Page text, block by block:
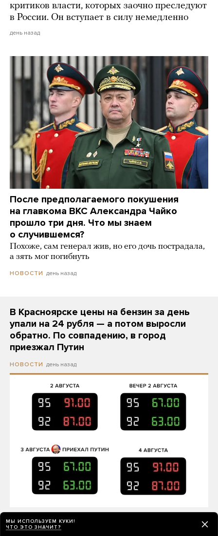
критиков власти, которых заочно преследуют
в России. Он вступает в силу немедленно
день назад
После предполагаемого покушения
на главкома ВКС Александра Чайко
прошло три дня. Что мы знаем
о случившемся?
Похоже, сам генерал жив, но его дочь пострадала,
а зять мог погибнуть
НОВОСТИ день назад
В Красноярске цены на бензин за день
упали на 24 рубля — а потом выросли
обратно. По совпадению, в город
приезжал Путин
НОВОСТИ день назад
«Красноярскнефтепродукт» резко снизилась к вечеру
МЫ ИСПОЛЬЗУЕМ КУКИ!
ЧТО ЭТО ЗНАЧИТ?